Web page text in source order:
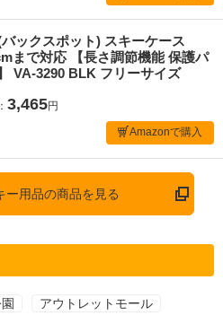
ックスポット) スキーケース
まで対応 【長さ調節機能 保護パ
VA-3290 BLK フリーサイズ
3,465円
Amazonで購入
ー用品の商品を見る
アウトレットモール